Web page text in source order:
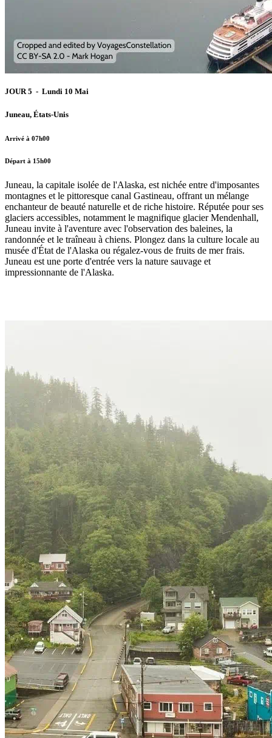
JOUR 5 - Lundi 10 Mai
Juneau, États-Unis
Arrivé à 07h00
Départ à 15h00
Juneau, la capitale isolée de l'Alaska, est nichée entre d'imposantes
montagnes et le pittoresque canal Gastineau, offrant un mélange
enchanteur de beauté naturelle et de riche histoire. Réputée pour ses
glaciers accessibles, notamment le magnifique glacier Mendenhall,
Juneau invite à l'aventure avec l'observation des baleines, la
randonnée et le traîneau à chiens. Plongez dans la culture locale au
musée d'État de l'Alaska ou régalez-vous de fruits de mer frais.
Juneau est une porte d'entrée vers la nature sauvage et
impressionnante de l'Alaska.